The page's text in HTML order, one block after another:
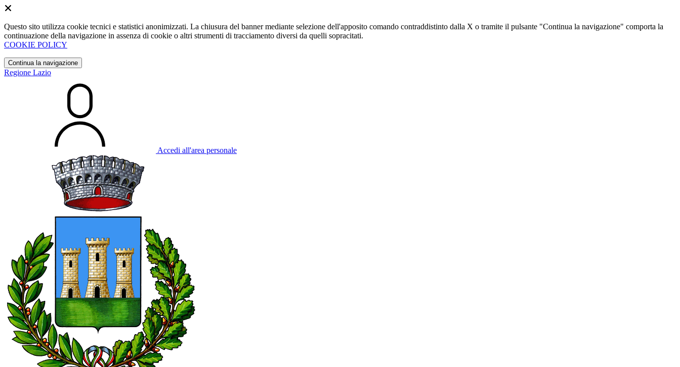
Questo sito utilizza cookie tecnici e statistici anonimizzati. La chiusura del banner mediante selezione dell'apposito comando contraddistinto dalla X o tramite il pulsante "Continua la navigazione" comporta la
continuazione della navigazione in assenza di cookie o altri strumenti di tracciamento diversi da quelli sopracitati.
COOKIE POLICY
Continua la navigazione
Regione Lazio
Accedi all'area personale